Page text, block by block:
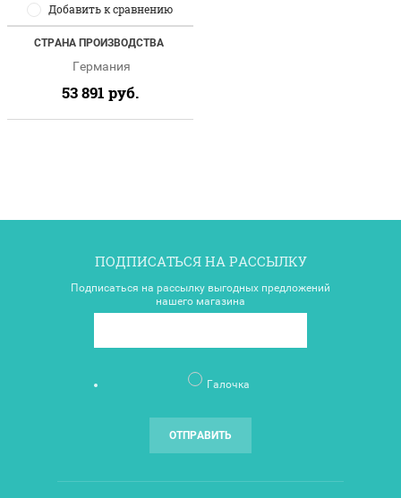
Добавить к сравнению
СТРАНА ПРОИЗВОДСТВА
Германия
53 891 руб.
ПОДПИСАТЬСЯ НА РАССЫЛКУ
Подписаться на рассылку выгодных предложений
нашего магазина
Галочка
ОТПРАВИТЬ